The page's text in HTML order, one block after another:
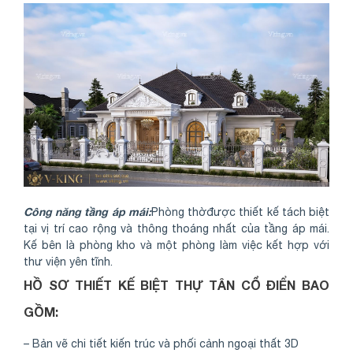
Công năng tầng áp mái:Phòng thờđược thiết kế tách biệt
tại vị trí cao rộng và thông thoáng nhất của tầng áp mái.
Kế bên là phòng kho và một phòng làm việc kết hợp với
thư viện yên tĩnh.
HỒ SƠ THIẾT KẾ BIỆT THỰ TÂN CỔ ĐIỂN BAO
GỒM:
– Bản vẽ chi tiết kiến trúc và phối cảnh ngoại thất 3D